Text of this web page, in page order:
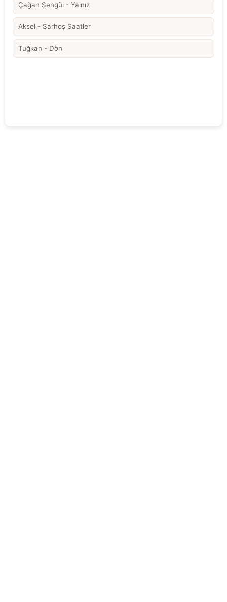
Çağan Şengül - Yalnız
Aksel - Sarhoş Saatler
Tuğkan - Dön